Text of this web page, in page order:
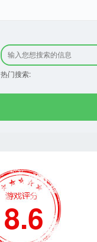
热门搜索:
8.6